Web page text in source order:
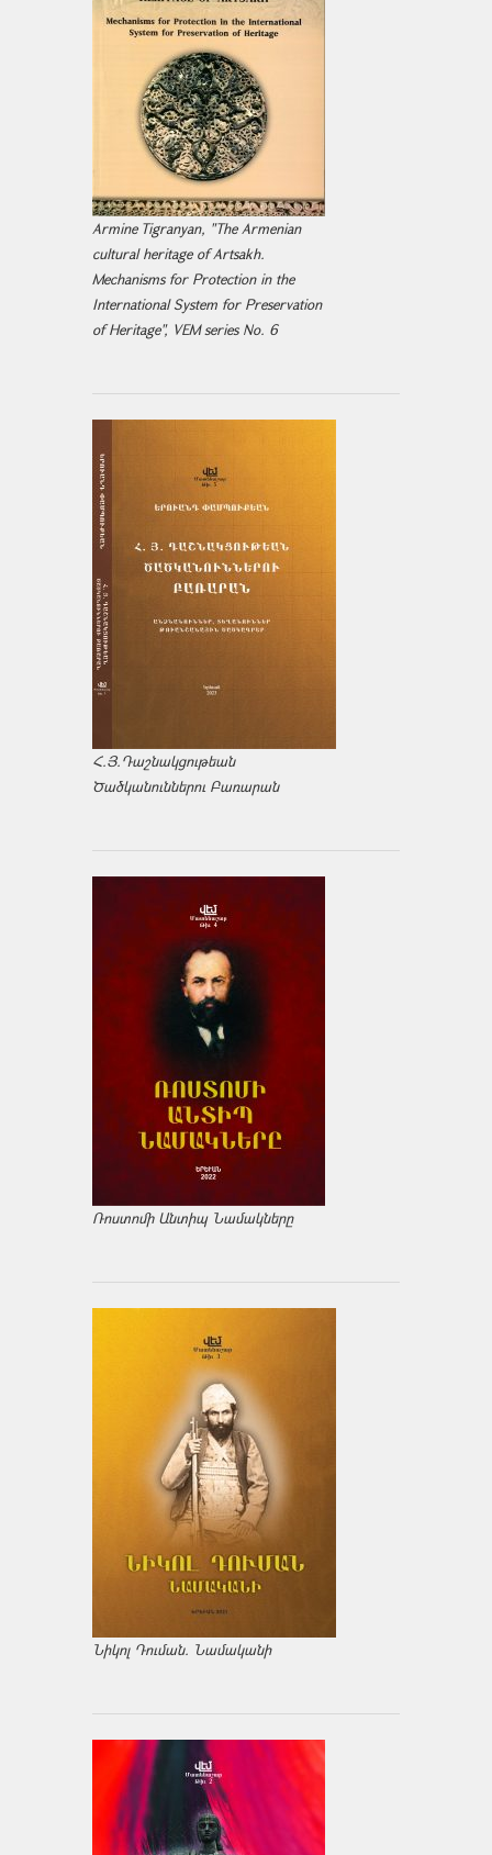
Armine Tigranyan, "The Armenian
cultural heritage of Artsakh.
Mechanisms for Protection in the
International System for Preservation
of Heritage", VEM series No. 6
Հ.Յ.Դաշնակցութեան
Ծածկանուններու Բառարան
Ռոստոմի Անտիպ Նամակները
Նիկոլ Դուման. Նամականի